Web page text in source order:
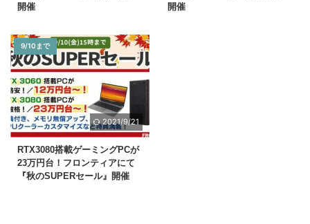
開催
開催
9/10まで
2021/9/21
RTX3080搭載ゲーミングPCが
23万円台！フロンティアにて
『秋のSUPERセール』開催